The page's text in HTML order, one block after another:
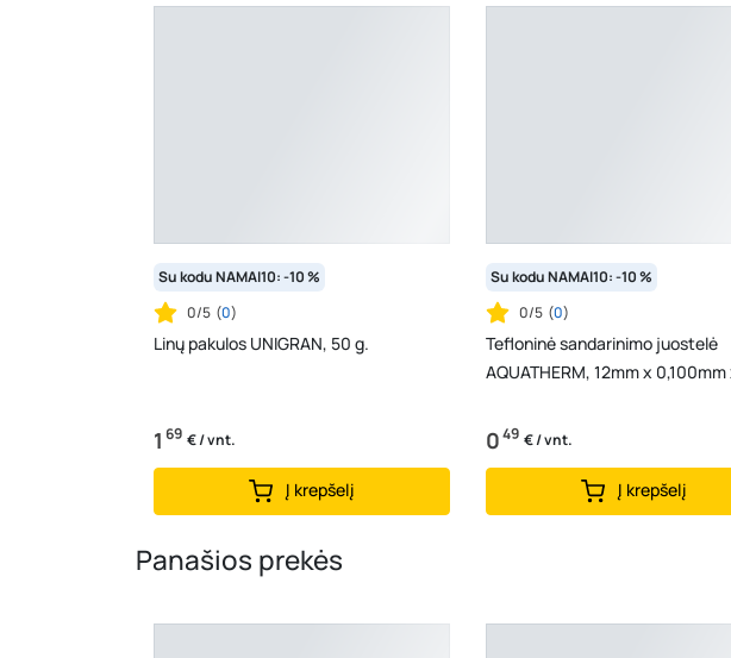
Su kodu NAMAI10: -10 %
0/5 (0)
Linų pakulos UNIGRAN, 50 g.
1 69 € / vnt.
Į krepšelį
Su kodu NAMAI10: -10 %
0/5 (0)
Tefloninė sandarinimo juostelė
AQUATHERM, 12mm x 0,100mm
049 € / vnt.
Į krepšelį
Panašios prekės